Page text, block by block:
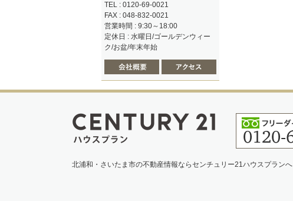
TEL : 0120-69-0021
FAX : 048-832-0021
営業時間 : 9:30～18:00
定休日 : 水曜日/ゴールデンウィー
ク/お盆/年末年始
北浦和・さいたま市の不動産情報ならセンチュリー21ハウスプランへ